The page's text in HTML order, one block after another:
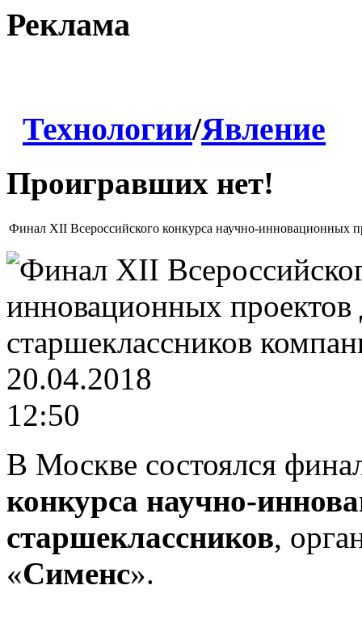
Реклама
Технологии/Явление
Проигравших нет!
Финал XII Всероссийского конкурса научно-инновационных
20.04.2018
12:50
В Москве состоялся
конкурса научно-
старшеклассников,
«Сименс».